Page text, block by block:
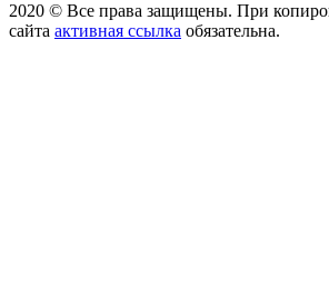
2020 © Все права защищены. При
сайта активная ссылка обязательна.